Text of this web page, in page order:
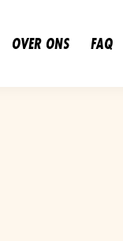
OVER ONS FAQ